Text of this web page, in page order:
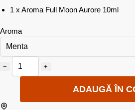
1 x Aroma Full Moon Aurore 10ml
Aroma
− +
ADAUGĂ ÎN